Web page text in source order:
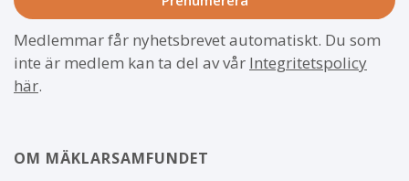
Medlemmar får nyhetsbrevet automatiskt. Du som
inte är medlem kan ta del av vår Integritetspolicy
här.
OM MÄKLARSAMFUNDET